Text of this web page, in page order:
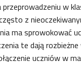
przeprowadzeniu w
z
ma sprowokować
te dają
uczniów w